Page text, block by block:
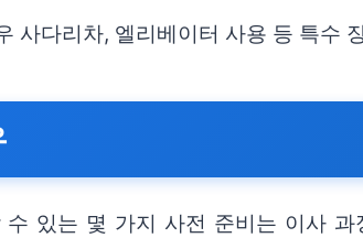
사다리차, 엘리베이터 사용 등 특수
있는 몇 가지 사전 준비는 이사